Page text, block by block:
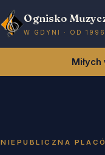
Ognisko
W GDYNI · OD 1996
Miłych
NIEPUBLICZNA